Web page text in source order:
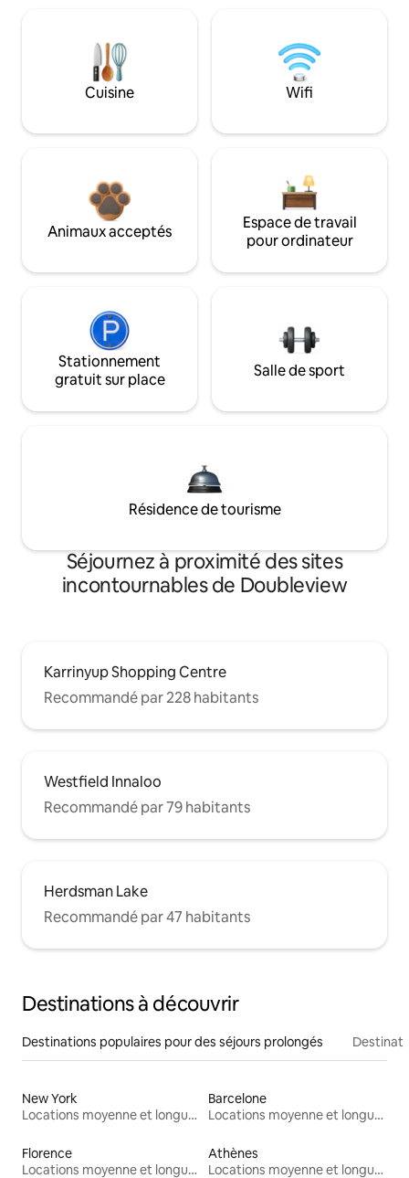
Cuisine Wifi
Animaux acceptés
Espace de travail
pour ordinateur
Stationnement
gratuit sur place
Salle de sport
Résidence de tourisme
Séjournez à proximité des sites
incontournables de Doubleview
Karrinyup Shopping Centre
Recommandé par 228 habitants
Westfield Innaloo
Recommandé par 79 habitants
Herdsman Lake
Recommandé par 47 habitants
Destinations à découvrir
Destinations populaires pour des séjours prolongés
New York
Locations moyenne et longue durée
Barcelone
Locations moyenne et longue durée
Florence
Locations moyenne et longue durée
Athènes
Locations moyenne et longue durée